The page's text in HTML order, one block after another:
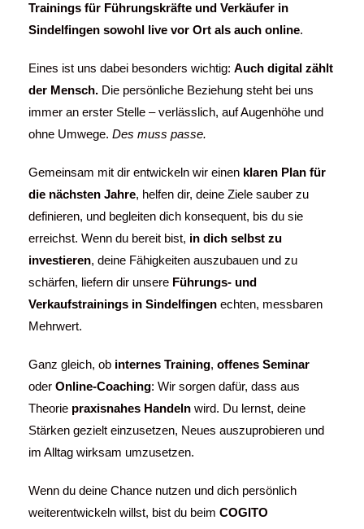
Trainings für Führungskräfte und Verkäufer in
Sindelfingen sowohl live vor Ort als auch online.
Eines ist uns dabei besonders wichtig: Auch digital zählt
der Mensch. Die persönliche Beziehung steht bei uns
immer an erster Stelle – verlässlich, auf Augenhöhe und
ohne Umwege. Des muss passe.
Gemeinsam mit dir entwickeln wir einen klaren Plan für
die nächsten Jahre, helfen dir, deine Ziele sauber zu
definieren, und begleiten dich konsequent, bis du sie
erreichst. Wenn du bereit bist, in dich selbst zu
investieren, deine Fähigkeiten auszubauen und zu
schärfen, liefern dir unsere Führungs- und
Verkaufstrainings in Sindelfingen echten, messbaren
Mehrwert.
Ganz gleich, ob internes Training, offenes Seminar
oder Online-Coaching: Wir sorgen dafür, dass aus
Theorie praxisnahes Handeln wird. Du lernst, deine
Stärken gezielt einzusetzen, Neues auszuprobieren und
im Alltag wirksam umzusetzen.
Wenn du deine Chance nutzen und dich persönlich
weiterentwickeln willst, bist du beim COGITO